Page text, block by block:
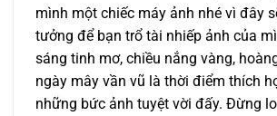
mình một chiếc máy ảnh nhé vì đây
tưởng để bạn trổ tài nhiếp ảnh của
sáng tinh mơ, chiều nắng vàng,
ngày mây vần vũ là thời điểm thích
những bức ảnh tuyệt vời đấy. Đừng